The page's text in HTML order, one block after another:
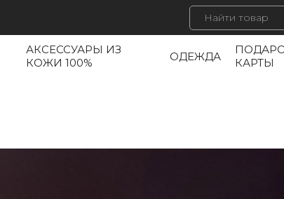
АКСЕССУАРЫ ИЗ
КОЖИ 100%
ОДЕЖДА
КАРТЫ